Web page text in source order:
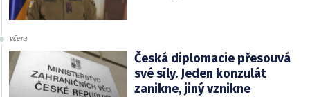
včera
Česká diplomacie přesouvá
své síly. Jeden konzulát
zanikne, jiný vznikne